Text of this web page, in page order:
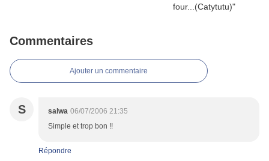
Commentaires
Ajouter un commentaire
S salwa 06/07/2006 21:35
Simple et trop bon !!
Répondre